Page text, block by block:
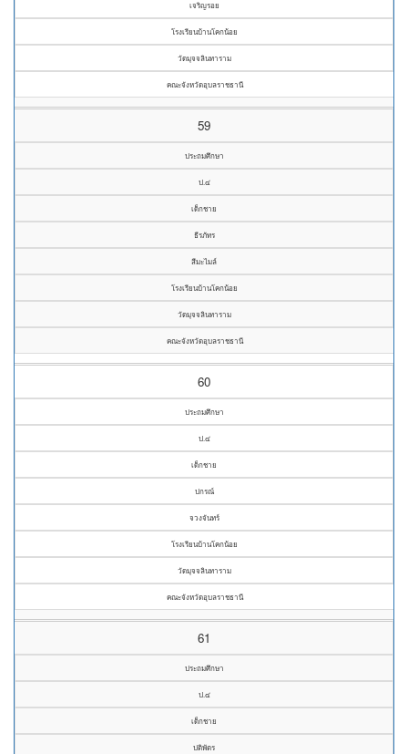
เจริญรอย
โรงเรียนบ้านโคกน้อย
วัดมุจจลินทาราม
คณะจังหวัดอุบลราชธานี
59
ประถมศึกษา
ป.๔
เด็กชาย
ธีรภัทร
สีมะไมล์
โรงเรียนบ้านโคกน้อย
วัดมุจจลินทาราม
คณะจังหวัดอุบลราชธานี
60
ประถมศึกษา
ป.๔
เด็กชาย
ปกรณ์
จวงจันทร์
โรงเรียนบ้านโคกน้อย
วัดมุจจลินทาราม
คณะจังหวัดอุบลราชธานี
61
ประถมศึกษา
ป.๔
เด็กชาย
ปติพัตร